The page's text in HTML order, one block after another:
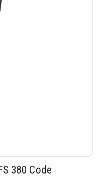
380 Code